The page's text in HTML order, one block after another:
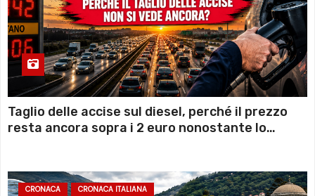
Taglio delle accise sul diesel, perché il prezzo
resta ancora sopra i 2 euro nonostante lo
CRONACA CRONACA ITALIANA